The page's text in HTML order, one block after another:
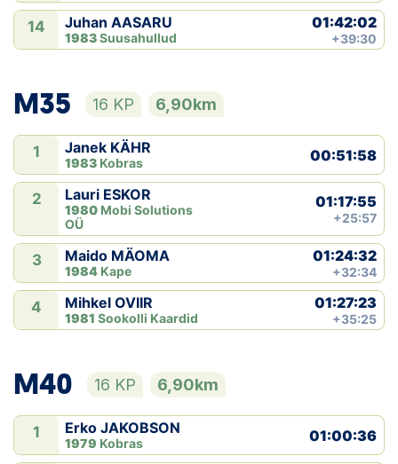
14 Juhan AASARU
1983Suusahullud
01:42:02
+39:30
M35 16 KP 6,90km
1 Janek KÄHR
1983 Kobras 00:51:58
2 Lauri ESKOR
1980 Mobi Solutions
OÜ
01:17:55
+25:57
3 Maido MÄOMA
1984 Kape
01:24:32
+32:34
4 Mihkel OVIIR
1981 Sookolli Kaardid
01:27:23
+35:25
M40 16 KP 6,90km
1 Erko JAKOBSON
1979 Kobras 01:00:36